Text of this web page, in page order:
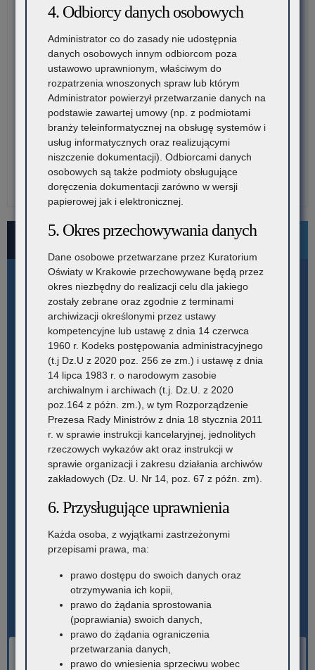
Bezpłatne numery pomocowe
4. Odbiorcy danych osobowych
Administrator co do zasady nie udostępnia
danych osobowych innym odbiorcom poza
ustawowo uprawnionym, właściwym do
rozpatrzenia wnoszonych spraw lub którym
Administrator powierzył przetwarzanie danych na
podstawie zawartej umowy (np. z podmiotami
branży teleinformatycznej na obsługę systemów i
usług informatycznych oraz realizującymi
niszczenie dokumentacji). Odbiorcami danych
osobowych są także podmioty obsługujące
doręczenia dokumentacji zarówno w wersji
papierowej jak i elektronicznej.
5. Okres przechowywania danych
Dane osobowe przetwarzane przez Kuratorium
Oświaty w Krakowie przechowywane będą przez
okres niezbędny do realizacji celu dla jakiego
zostały zebrane oraz zgodnie z terminami
archiwizacji określonymi przez ustawy
kompetencyjne lub ustawę z dnia 14 czerwca
1960 r. Kodeks postępowania administracyjnego
(t.j Dz.U z 2020 poz. 256 ze zm.) i ustawę z dnia
14 lipca 1983 r. o narodowym zasobie
archiwalnym i archiwach (t.j. Dz.U. z 2020
poz.164 z póżn. zm.), w tym Rozporządzenie
Prezesa Rady Ministrów z dnia 18 stycznia 2011
r. w sprawie instrukcji kancelaryjnej, jednolitych
rzeczowych wykazów akt oraz instrukcji w
sprawie organizacji i zakresu działania archiwów
zakładowych (Dz. U. Nr 14, poz. 67 z późn. zm).
6. Przysługujące uprawnienia
Każda osoba, z wyjątkami zastrzeżonymi
przepisami prawa, ma:
prawo dostępu do swoich danych oraz
otrzymywania ich kopii,
prawo do żądania sprostowania
(poprawiania) swoich danych,
prawo do żądania ograniczenia
przetwarzania danych,
prawo do wniesienia sprzeciwu wobec